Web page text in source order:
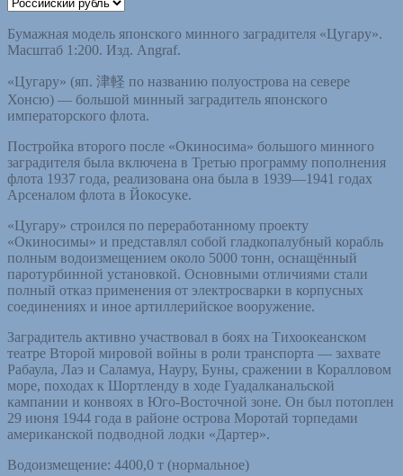
Бумажная модель японского минного заградителя «Цугару».
Масштаб 1:200. Изд. Angraf.
«Цугару» (яп. 津軽 по названию полуострова на севере
Хонсю) — большой минный заградитель японского
императорского флота.
Постройка второго после «Окиносима» большого минного
заградителя была включена в Третью программу пополнения
флота 1937 года, реализована она была в 1939—1941 годах
Арсеналом флота в Йокосуке.
«Цугару» строился по переработанному проекту
«Окиносимы» и представлял собой гладкопалубный корабль
полным водоизмещением около 5000 тонн, оснащённый
паротурбинной установкой. Основными отличиями стали
полный отказ применения от электросварки в корпусных
соединениях и иное артиллерийское вооружение.
Заградитель активно участвовал в боях на Тихоокеанском
театре Второй мировой войны в роли транспорта — захвате
Рабаула, Лаэ и Саламуа, Науру, Буны, сражении в Коралловом
море, походах к Шортленду в ходе Гуадалканальской
кампании и конвоях в Юго-Восточной зоне. Он был потоплен
29 июня 1944 года в районе острова Моротай торпедами
американской подводной лодки «Дартер».
Водоизмещение: 4400,0 т (нормальное)